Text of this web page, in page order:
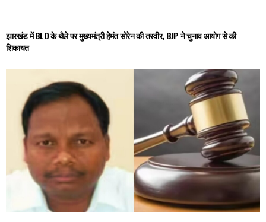
झारखंड में BLO के थैले पर मुख्यमंत्री हेमंत सोरेन की तस्वीर, BJP ने चुनाव आयोग से की
शिकायत